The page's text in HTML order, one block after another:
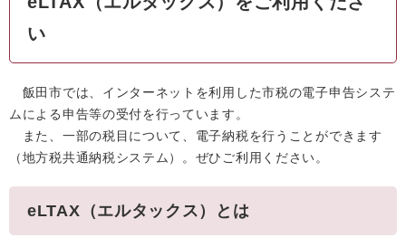
い
飯田市では、インターネットを利用した市税の電子申告システ
ムによる申告等の受付を行っています。
また、一部の税目について、電子納税を行うことができます
（地方税共通納税システム）。ぜひご利用ください。
eLTAX（エルタックス）とは